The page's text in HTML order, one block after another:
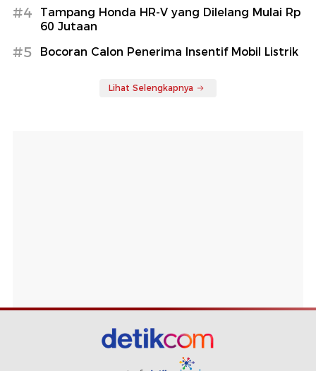
#4
Tampang Honda HR-V yang Dilelang Mulai Rp
60 Jutaan
#5 Bocoran Calon Penerima Insentif Mobil Listrik
Lihat Selengkapnya